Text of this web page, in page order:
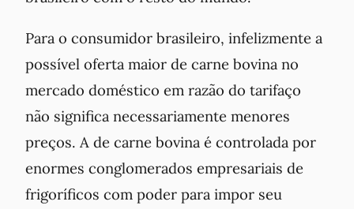
Para o consumidor brasileiro, infelizmente a
possível oferta maior de carne bovina no
mercado doméstico em razão do tarifaço
não significa necessariamente menores
preços. A de carne bovina é controlada por
enormes conglomerados empresariais de
frigoríficos com poder para impor seu